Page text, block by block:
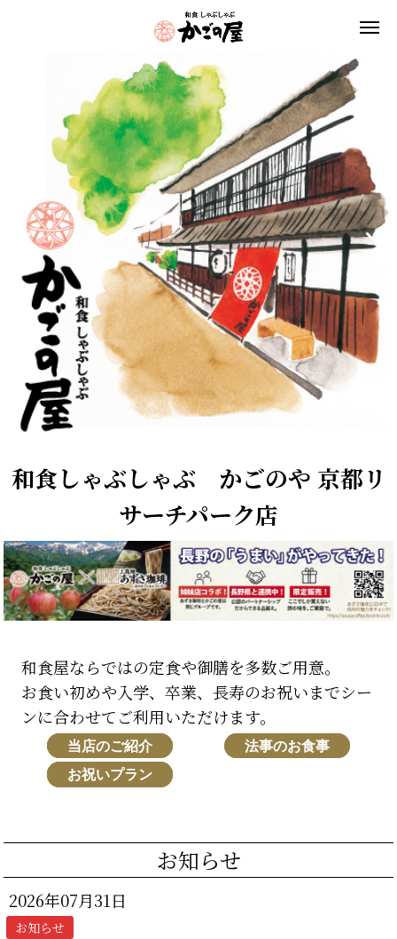
和食しゃぶしゃぶ かごのや 京都リ
サーチパーク店
和食屋ならではの定食や御膳を多数ご用意。
お食い初めや入学、卒業、長寿のお祝いまでシー
ンに合わせてご利用いただけます。
当店のご紹介
法事のお食事
お祝いプラン
お知らせ
2026年07月31日
お知らせ